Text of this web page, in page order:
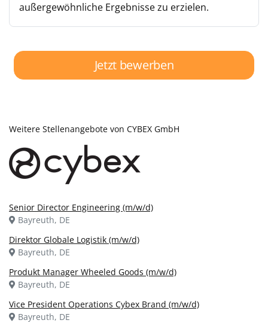
außergewöhnliche Ergebnisse zu erzielen.
Jetzt bewerben
Weitere Stellenangebote von CYBEX GmbH
Senior Director Engineering (m/w/d)
Bayreuth, DE
Direktor Globale Logistik (m/w/d)
Bayreuth, DE
Produkt Manager Wheeled Goods (m/w/d)
Bayreuth, DE
Vice President Operations Cybex Brand (m/w/d)
Bayreuth, DE